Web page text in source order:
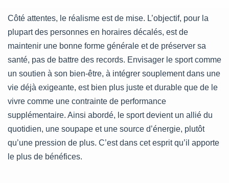
Côté attentes, le réalisme est de mise. L’objectif, pour la
plupart des personnes en horaires décalés, est de
maintenir une bonne forme générale et de préserver sa
santé, pas de battre des records. Envisager le sport comme
un soutien à son bien-être, à intégrer souplement dans une
vie déjà exigeante, est bien plus juste et durable que de le
vivre comme une contrainte de performance
supplémentaire. Ainsi abordé, le sport devient un allié du
quotidien, une soupape et une source d’énergie, plutôt
qu’une pression de plus. C’est dans cet esprit qu’il apporte
le plus de bénéfices.